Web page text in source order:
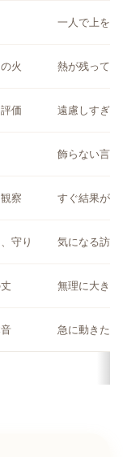
一人で上を
火 熱が残って
価 遠慮しすぎ
飾らない言
察 すぐ結果が
守り 気になる訪
無理に大き
急に動きた